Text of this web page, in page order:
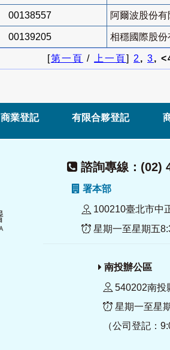
00138557 阿爾波股份有
00139205 相穩國際股份
[第一頁 / 上一頁] 2, 3,
商業登記 有限合夥登記
諮詢專線：(02)
署本部
100210臺北市中
星期一至星期五
南投辦公區
540202南投
星期一至星
（公司登記：